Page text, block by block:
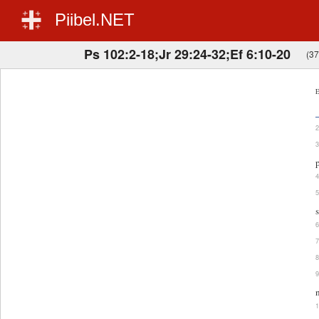
Piibel.NET
Ps 102:2-18;Jr 29:24-32;Ef 6:10-20
2
3
4
5
6
7
8
9